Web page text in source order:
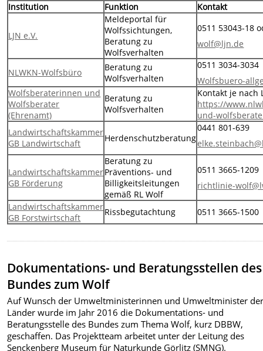
Institution Funktion Kontakt
LJN e.V.
Meldeportal für
Wolfssichtungen,
Beratung zu
Wolfsverhalten
0511 53043-18
wolf@ljn.de
NLWKN-Wolfsbüro
Beratung zu
Wolfsverhalten
0511 3034-3034
Wolfsbuero-
Wolfsberaterinnen und
Wolfsberater
(Ehrenamt)
Beratung zu
Wolfsverhalten
Kontakt je nach
https://
und-
Landwirtschaftskammer
GB Landwirtschaft
Herdenschutzberatung
0441 801-639
Landwirtschaftskammer
GB Förderung
Beratung zu
Präventions- und
Billigkeitsleitungen
gemäß RL Wolf
0511 3665-1209
richtlinie-
Landwirtschaftskammer
GB Forstwirtschaft
Rissbegutachtung 0511 3665-1500
Dokumentations- und Beratungsstellen des
Bundes zum Wolf
Auf Wunsch der Umweltministerinnen und Umweltminister
Länder wurde im Jahr 2016 die Dokumentations- und
Beratungsstelle des Bundes zum Thema Wolf, kurz DBBW,
geschaffen. Das Projektteam arbeitet unter der Leitung des
Senckenberg Museum für Naturkunde Görlitz (SMNG).